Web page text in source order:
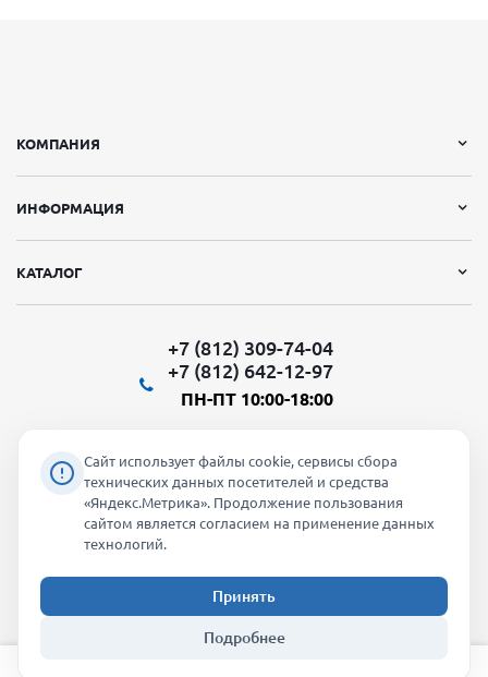
КОМПАНИЯ
ИНФОРМАЦИЯ
КАТАЛОГ
+7 (812) 309-74-04
+7 (812) 642-12-97
ПН-ПТ 10:00-18:00
Мы в социальных сетях:
2026 © "Молти" - оптовый магазин
info@molti-shop.ru
Сайт использует файлы cookie, сервисы сбора
технических данных посетителей и средства
«Яндекс.Метрика». Продолжение пользования
сайтом является согласием на применение данных
технологий.
Принять
Подробнее